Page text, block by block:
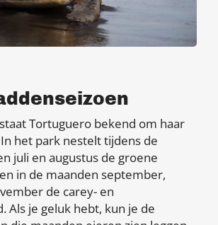
Tortuguero bekend om haar
het park nestelt tijdens de
juli en augustus de groene
in de maanden september,
de carey- en
Als je geluk hebt, kun je de